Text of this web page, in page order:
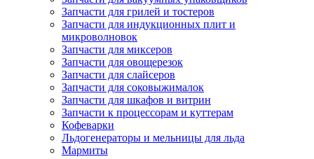
Запчасти для грилей и тостеров
Запчасти для индукционных плит и
микроволновок
Запчасти для миксеров
Запчасти для овощерезок
Запчасти для слайсеров
Запчасти для соковыжималок
Запчасти для шкафов и витрин
Запчасти к процессорам и куттерам
Кофеварки
Льдогенераторы и мельницы для льда
Мармиты